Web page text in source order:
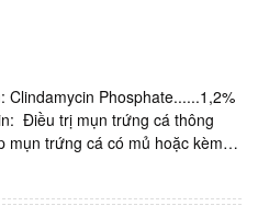
Phosphate......1,2%
Điều trị mụn trứng cá thông
mụn trứng cá có mủ hoặc kèm